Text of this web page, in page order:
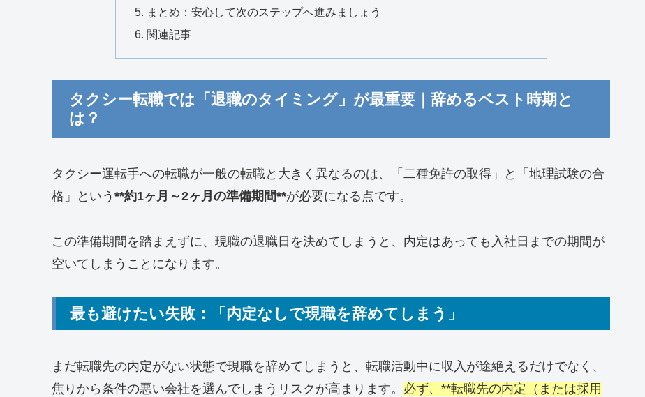
まとめ：安心して次のステップへ進みましょう
関連記事
タクシー転職では「退職のタイミング」が最重要｜辞めるベスト時期と
は？
タクシー運転手への転職が一般の転職と大きく異なるのは、「二種免許の取得」と「地理試験の合
格」という **約1ヶ月～2ヶ月の準備期間**が必要になる点です。
この準備期間を踏まえずに、現職の退職日を決めてしまうと、内定はあっても入社日までの期間が
空いてしまうことになります。
最も避けたい失敗：「内定なしで現職を辞めてしまう」
まだ転職先の内定がない状態で現職を辞めてしまうと、転職活動中に収入が途絶えるだけでなく、
焦りから条件の悪い会社を選んでしまうリスクが高まります。 必ず、**転職先の内定（または採用